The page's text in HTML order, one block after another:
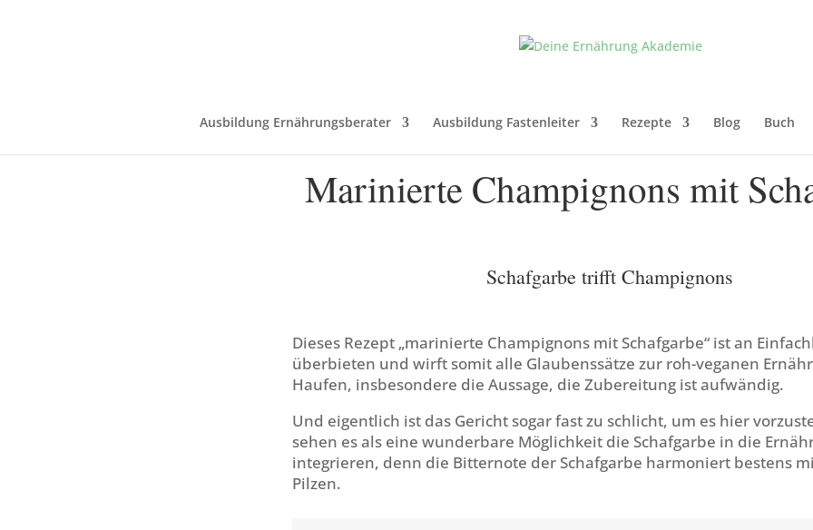
Ausbildung Ernährungsberater Ausbildung Fastenleiter Rezepte Blog Buch
Marinierte Champignons mit
Schafgarbe trifft Champignons
Dieses Rezept „marinierte Champignons mit Schafgarbe“ ist an
überbieten und wirft somit alle Glaubenssätze zur roh-veganen
Haufen, insbesondere die Aussage, die Zubereitung ist aufwändig.
Und eigentlich ist das Gericht sogar fast zu schlicht, um es hier
sehen es als eine wunderbare Möglichkeit die Schafgarbe in die
integrieren, denn die Bitternote der Schafgarbe harmoniert bestens
Pilzen.